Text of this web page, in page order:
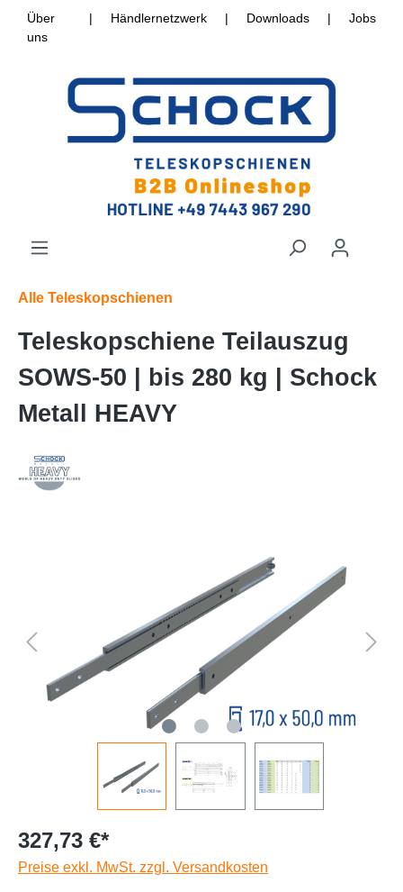
Über
uns
| Händlernetzwerk | Downloads | Jobs
Alle Teleskopschienen
Teleskopschiene Teilauszug
SOWS-50 | bis 280 kg | Schock
Metall HEAVY
327,73 €*
Preise exkl. MwSt. zzgl. Versandkosten